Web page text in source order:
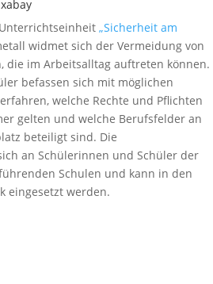
„Sicherheit am
widmet sich der Vermeidung von
die im Arbeitsalltag auftreten können.
befassen sich mit möglichen
welche Rechte und Pflichten
gelten und welche Berufsfelder an
beteiligt sind. Die
an Schülerinnen und Schüler der
Schulen und kann in den
eingesetzt werden.